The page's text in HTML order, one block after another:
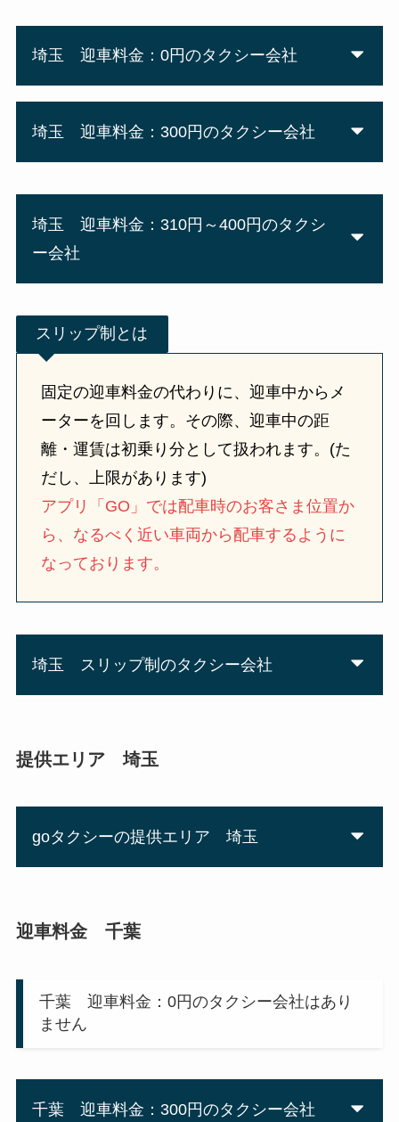
埼玉 迎車料金：0円のタクシー会社
埼玉 迎車料金：300円のタクシー会社
埼玉 迎車料金：310円～400円のタクシ
ー会社
スリップ制とは
固定の迎車料金の代わりに、迎車中からメ
ーターを回します。その際、迎車中の距
離・運賃は初乗り分として扱われます。(た
だし、上限があります)
アプリ「GO」では配車時のお客さま位置か
ら、なるべく近い車両から配車するように
なっております。
埼玉 スリップ制のタクシー会社
提供エリア 埼玉
goタクシーの提供エリア 埼玉
迎車料金 千葉
千葉 迎車料金：0円のタクシー会社はあり
ません
千葉 迎車料金：300円のタクシー会社